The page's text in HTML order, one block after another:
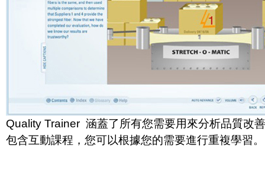
Quality Trainer 涵蓋了所有您需要用來分析品質改
包含互動課程，您可以根據您的需要進行重複學習。